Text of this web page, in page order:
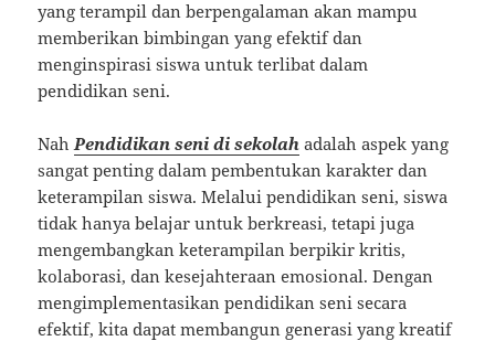
yang terampil dan berpengalaman akan mampu
memberikan bimbingan yang efektif dan
menginspirasi siswa untuk terlibat dalam
pendidikan seni.
Nah Pendidikan seni di sekolah adalah aspek yang
sangat penting dalam pembentukan karakter dan
keterampilan siswa. Melalui pendidikan seni, siswa
tidak hanya belajar untuk berkreasi, tetapi juga
mengembangkan keterampilan berpikir kritis,
kolaborasi, dan kesejahteraan emosional. Dengan
mengimplementasikan pendidikan seni secara
efektif, kita dapat membangun generasi yang kreatif